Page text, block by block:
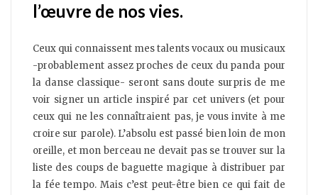
l’œuvre de nos vies.
Ceux qui connaissent mes talents vocaux ou musicaux
-probablement assez proches de ceux du panda pour
la danse classique- seront sans doute surpris de me
voir signer un article inspiré par cet univers (et pour
ceux qui ne les connaîtraient pas, je vous invite à me
croire sur parole). L’absolu est passé bien loin de mon
oreille, et mon berceau ne devait pas se trouver sur la
liste des coups de baguette magique à distribuer par
la fée tempo. Mais c’est peut-être bien ce qui fait de